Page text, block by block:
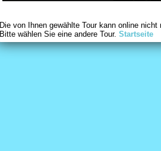
Die von Ihnen gewählte Tour kann online nicht
Bitte wählen Sie eine andere Tour. Startseite